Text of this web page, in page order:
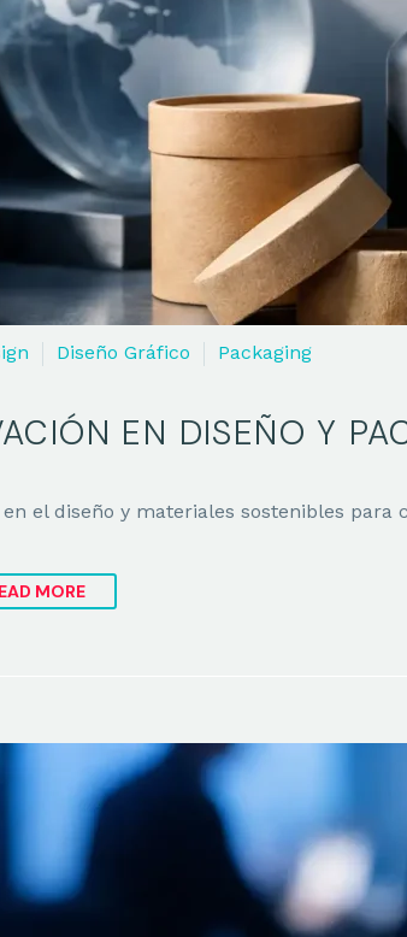
Diseño Gráfico Packaging
EN DISEÑO Y
el diseño y materiales sostenibles
MORE